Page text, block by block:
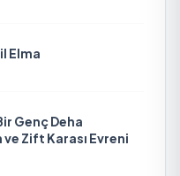
Elma
Genç Deha
Zift Karası Evreni